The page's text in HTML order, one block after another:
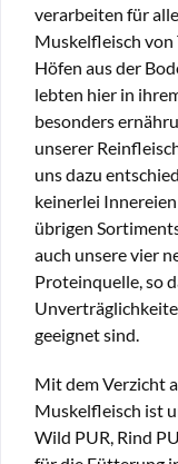
verarbeiten für
Muskelfleisch von
Höfen aus der
lebten hier in
besonders
unserer
uns dazu
keinerlei
übrigen
auch unsere vier
Proteinquelle, so
geeignet sind.
Mit dem Verzicht
Muskelfleisch ist
Wild PUR, Rind